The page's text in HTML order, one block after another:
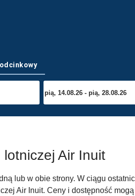
Air Inuit
lub w obie strony. W ciągu
Air Inuit. Ceny i dostępność